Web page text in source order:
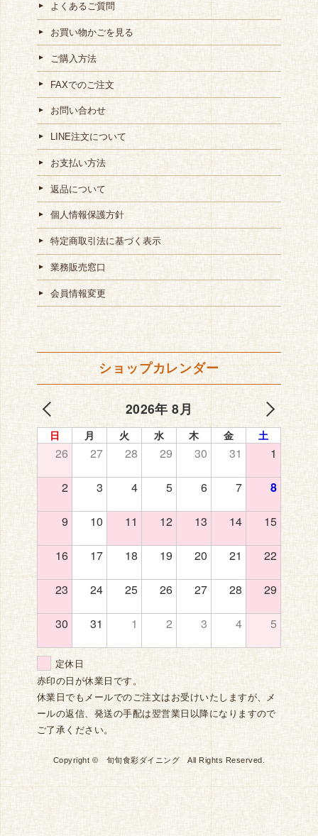
よくあるご質問
お買い物かごを見る
ご購入方法
FAXでのご注文
お問い合わせ
LINE注文について
お支払い方法
返品について
個人情報保護方針
特定商取引法に基づく表示
業務販売窓口
会員情報変更
ショップカレンダー
2026年 8月
日 月 火 水 木 金 土
26 27 28 29 30 31 1
2 3 4 5 6 7 8
9 10 11 12 13 14 15
16 17 18 19 20 21 22
23 24 25 26 27 28 29
30 31 1 2 3 4 5
定休日
赤印の日が休業日です。
休業日でもメールでのご注文はお受けいたしますが、メ
ールの返信、発送の手配は翌営業日以降になりますので
ご了承ください。
Copyright © 旬旬食彩ダイニング All Rights Reserved.